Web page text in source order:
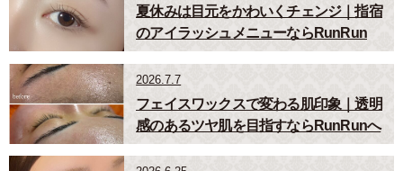
夏休みは目元をかわいくチェンジ｜指宿
のアイラッシュメニューならRunRun
2026.7.7
フェイスワックスで変わる肌印象｜透明
感のあるツヤ肌を目指すならRunRunへ